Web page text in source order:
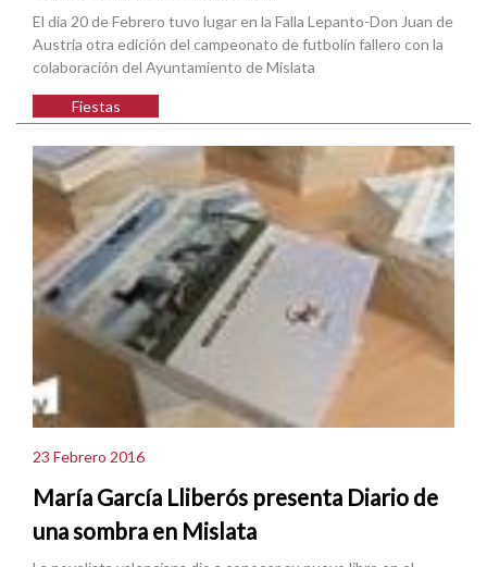
El día 20 de Febrero tuvo lugar en la Falla Lepanto-Don Juan de
Austria otra edición del campeonato de futbolín fallero con la
colaboración del Ayuntamiento de Mislata
Fiestas
23 Febrero 2016
María García Lliberós presenta Diario de
una sombra en Mislata